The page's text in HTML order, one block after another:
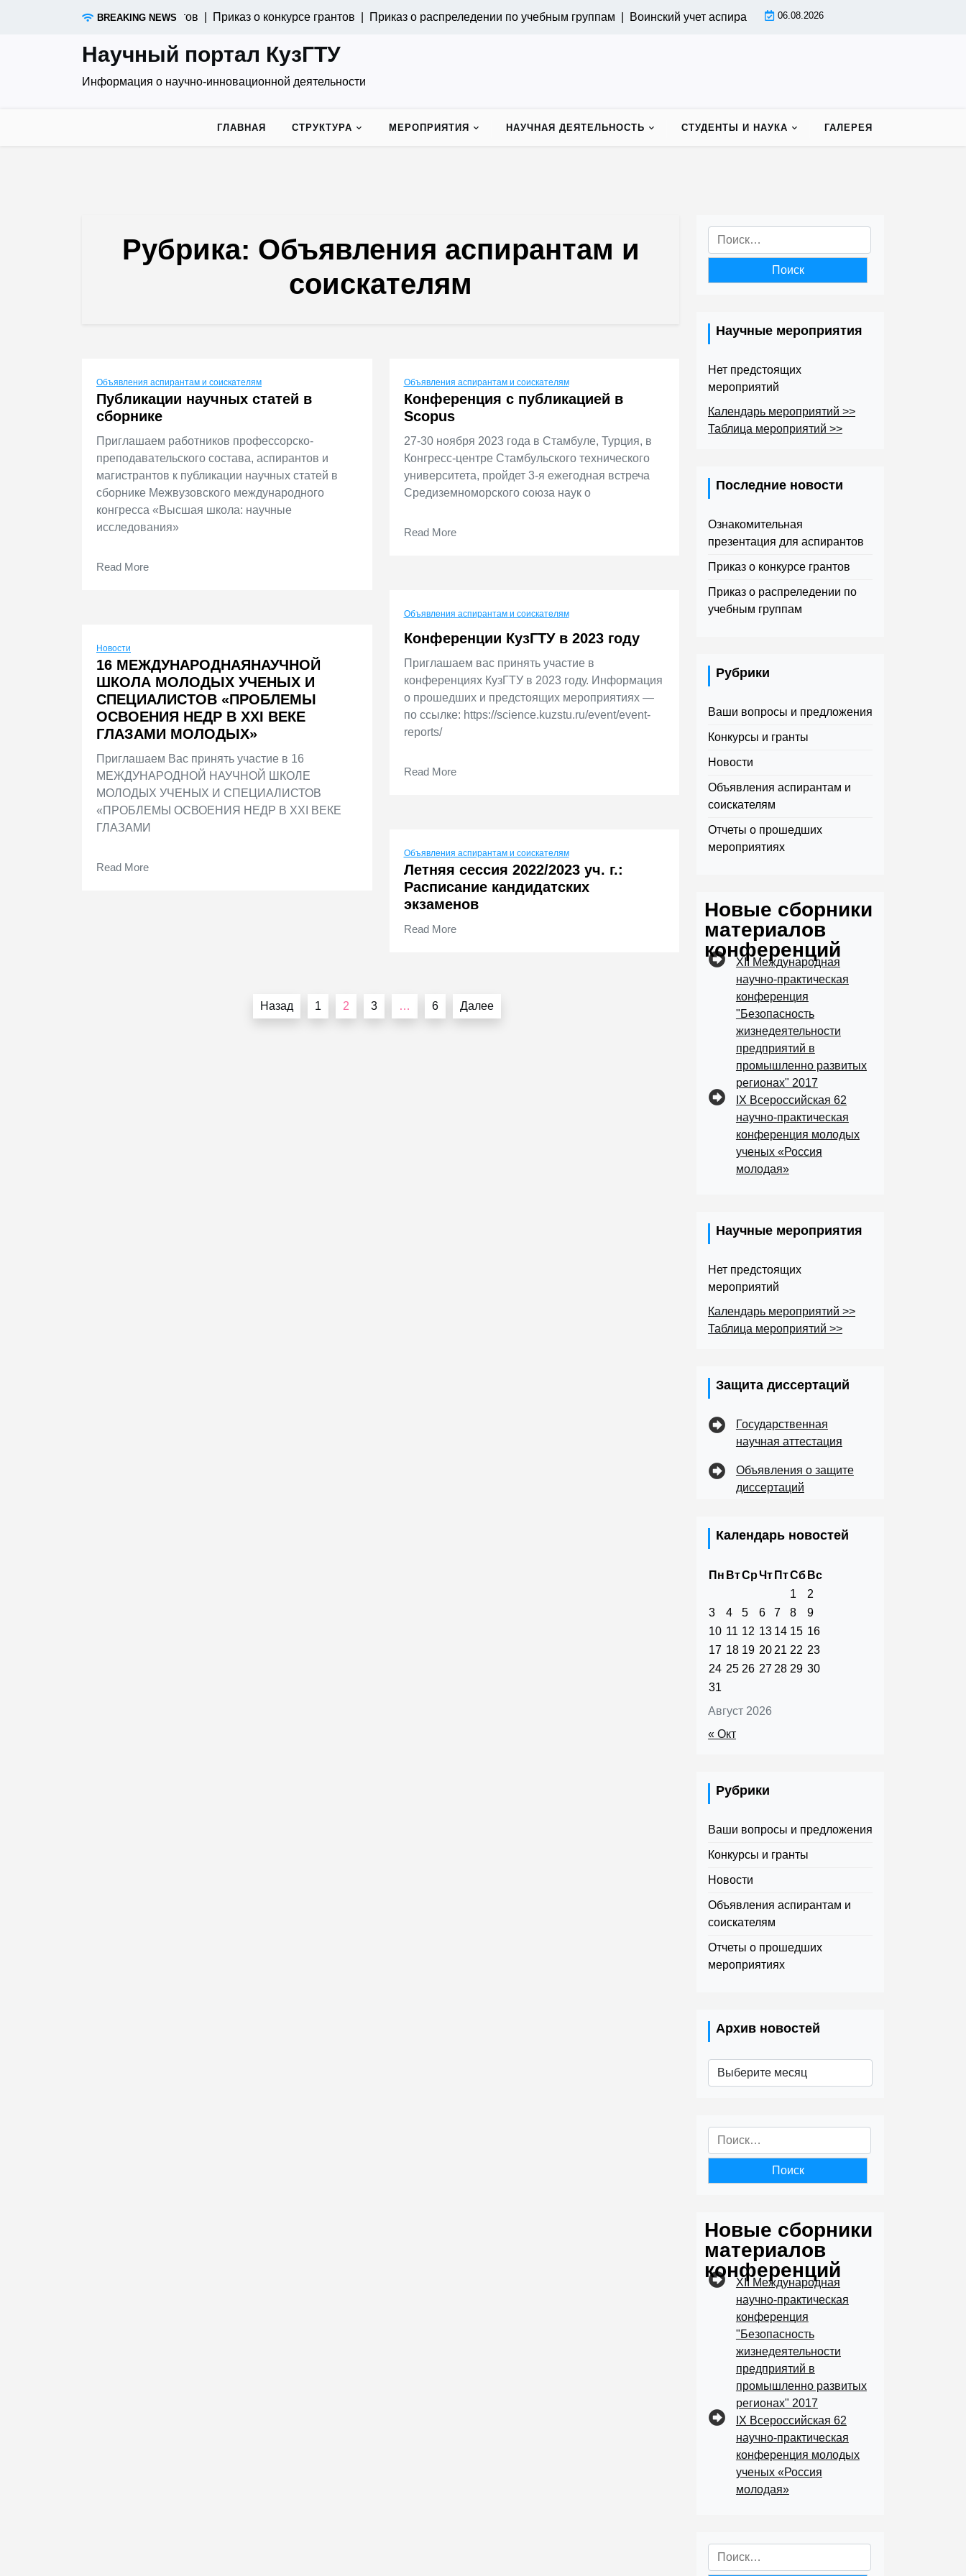
BREAKING NEWS Приказ о конкурсе грантов |Приказ о распреледении по учебным группам |Воинский учет аспирантов | Индивидуальный план работы
06.08.2026
Научный портал КузГТУ
Информация о научно-инновационной деятельности
ГЛАВНАЯ СТРУКТУРА МЕРОПРИЯТИЯ НАУЧНАЯ ДЕЯТЕЛЬНОСТЬ СТУДЕНТЫ И НАУКА ГАЛЕРЕЯ
Рубрика: Объявления аспирантам и
соискателям
Объявления аспирантам и соискателям
Публикации научных статей в
сборнике
Приглашаем работников профессорско-
преподавательского состава, аспирантов и
магистрантов к публикации научных статей в
сборнике Межвузовского международного
конгресса «Высшая школа: научные
исследования»
Read More
Объявления аспирантам и соискателям
Конференция с публикацией в
Scopus
27-30 ноября 2023 года в Стамбуле, Турция, в
Конгресс-центре Стамбульского технического
университета, пройдет 3-я ежегодная встреча
Средиземноморского союза наук о
Read More
Объявления аспирантам и соискателям
Конференции КузГТУ в 2023 году
Приглашаем вас принять участие в
конференциях КузГТУ в 2023 году. Информация
о прошедших и предстоящих мероприятиях —
по ссылке: https://science.kuzstu.ru/event/event-
reports/
Read More
Новости
16 МЕЖДУНАРОДНАЯНАУЧНОЙ
ШКОЛА МОЛОДЫХ УЧЕНЫХ И
СПЕЦИАЛИСТОВ «ПРОБЛЕМЫ
ОСВОЕНИЯ НЕДР В XXI ВЕКЕ
ГЛАЗАМИ МОЛОДЫХ»
Приглашаем Вас принять участие в 16
МЕЖДУНАРОДНОЙ НАУЧНОЙ ШКОЛЕ
МОЛОДЫХ УЧЕНЫХ И СПЕЦИАЛИСТОВ
«ПРОБЛЕМЫ ОСВОЕНИЯ НЕДР В XXI ВЕКЕ
ГЛАЗАМИ
Read More
Объявления аспирантам и соискателям
Летняя сессия 2022/2023 уч. г.:
Расписание кандидатских
экзаменов
Read More
Назад 1 2 3 … 6 Далее
Найти:
Научные мероприятия
Нет предстоящих
мероприятий
Календарь мероприятий >>
Таблица мероприятий >>
Последние новости
Ознакомительная
презентация для аспирантов
Приказ о конкурсе грантов
Приказ о распреледении по
учебным группам
Рубрики
Ваши вопросы и предложения
Конкурсы и гранты
Новости
Объявления аспирантам и
соискателям
Отчеты о прошедших
мероприятиях
Новые сборники
материалов
конференций
XII Международная
научно-практическая
конференция
"Безопасность
жизнедеятельности
предприятий в
промышленно развитых
регионах" 2017
IX Всероссийская 62
научно-практическая
конференция молодых
ученых «Россия
молодая»
Научные мероприятия
Нет предстоящих
мероприятий
Календарь мероприятий >>
Таблица мероприятий >>
Защита диссертаций
Государственная
научная аттестация
Объявления о защите
диссертаций
Календарь новостей
Август 2026
Пн ВтСрЧт ПтСб Вс
1
2
3
4 5 6 7 8
9
10 11 12 13 14 15 16
17 18 19 20 21 22 23
24 25 26 27 28 29 30
31
« Окт
Рубрики
Ваши вопросы и предложения
Конкурсы и гранты
Новости
Объявления аспирантам и
соискателям
Отчеты о прошедших
мероприятиях
Архив новостей
Архив
новостей
Найти:
Новые сборники
материалов
конференций
XII Международная
научно-практическая
конференция
"Безопасность
жизнедеятельности
предприятий в
промышленно развитых
регионах" 2017
IX Всероссийская 62
научно-практическая
конференция молодых
ученых «Россия
молодая»
Найти: